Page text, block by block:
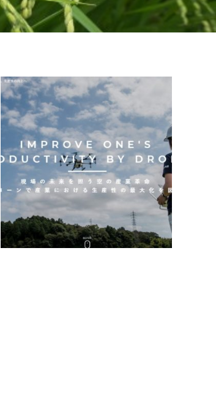
奈良県
株式会社 ストーンラブクリエイト
URL:http://stonelove-create.com/E-
mail:h.minato@stonelove-create.com所在
地：奈良県奈良市西千代ヶ丘3-10-
15 奈良県生駒市高山町3420だてあ
し内電…
続きを読む